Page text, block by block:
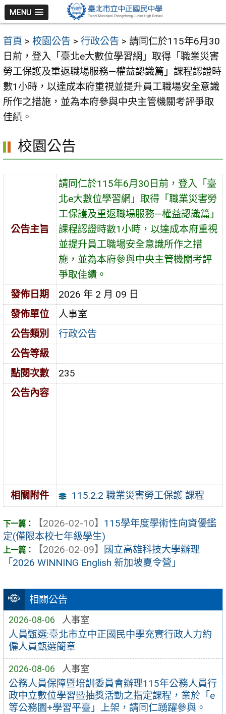
跳
至
主
要
內
容
區
MENU
首頁 > 校園公告 > 行政公告 > 請同仁於115年6月30
日前，登入「臺北e大數位學習網」取得「職業災害
勞工保護及重返職場服務—權益認識篇」課程認證時
數1小時，以達成本府重視並提升員工職場安全意識
所作之措施，並為本府參與中央主管機關考評爭取
佳績。
相關公告
2026-08-06 人事室
人員甄選:臺北市立中正國民中學充實行政人力約
僱人員甄選簡章
2026-08-06 人事室
公務人員保障暨培訓委員會辦理115年公務人員行
政中立數位學習暨抽獎活動之指定課程，業於「e
等公務園+學習平臺」上架，請同仁踴躍參與。
校園公告
公告主旨
請同仁於115年6月30日前，登入「臺
北e大數位學習網」取得「職業災害勞
工保護及重返職場服務—權益認識篇」
課程認證時數1小時，以達成本府重視
並提升員工職場安全意識所作之措
施，並為本府參與中央主管機關考評
爭取佳績。
發佈日期
2026 年 2 月 09 日
發佈單位
人事室
公告類別
行政公告
公告等級
點閱次數
235
公告內容
相關附件 115.2.2 職業災害勞工保護 課程
【2026-02-10】 115學年度學術性向資優鑑
定(僅限本校七年級學生)
【2026-02-09】
國立高雄科技大學辦理
「2026 WINNING English 新加坡夏令營」